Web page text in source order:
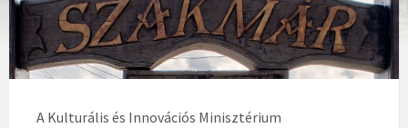
A Kulturális és Innovációs Minisztérium